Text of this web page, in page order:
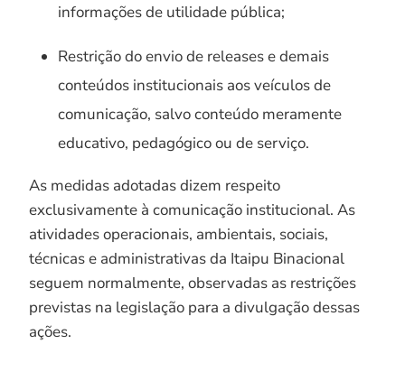
informações de utilidade pública;
Restrição do envio de releases e demais
conteúdos institucionais aos veículos de
comunicação, salvo conteúdo meramente
educativo, pedagógico ou de serviço.
As medidas adotadas dizem respeito
exclusivamente à comunicação institucional. As
atividades operacionais, ambientais, sociais,
técnicas e administrativas da Itaipu Binacional
seguem normalmente, observadas as restrições
previstas na legislação para a divulgação dessas
ações.